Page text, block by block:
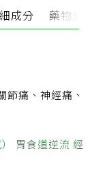
成分 藥物外觀
節痛、神經痛、
胃食道逆流 經